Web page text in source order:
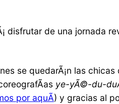
disfrutar de una jornada
se quedarÃ¡n las
ye-yÃ©-du-
por aquÃ­) y gracias al